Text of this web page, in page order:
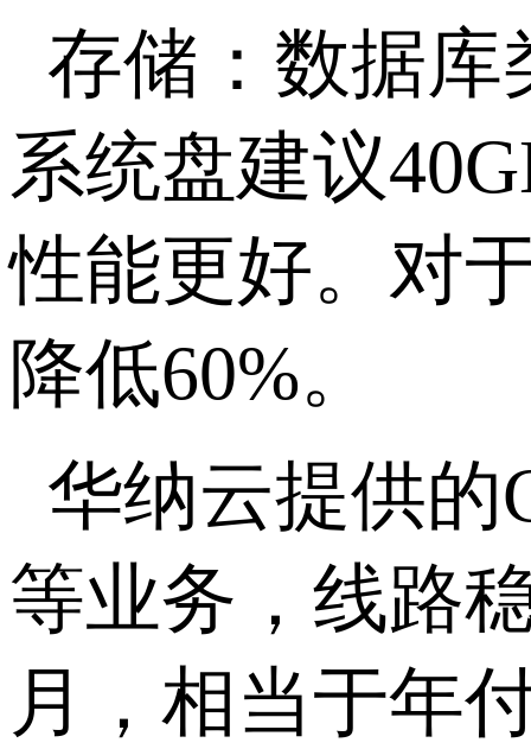
存储：数据库
系统盘建议
性能更好。对
降低60%。
华纳云提供的
等业务，线路
月，相当于年